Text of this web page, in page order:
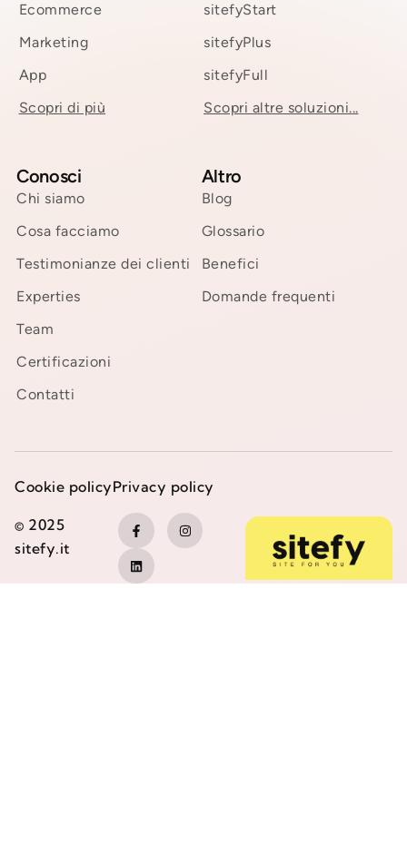
Ecommerce
Marketing
App
Scopri di più
sitefyStart
sitefyPlus
sitefyFull
Scopri altre soluzioni...
Conosci
Chi siamo
Cosa facciamo
Testimonianze dei clienti
Experties
Team
Certificazioni
Contatti
Altro
Blog
Glossario
Benefici
Domande frequenti
© 2025
sitefy.it
Cookie policyPrivacy policy